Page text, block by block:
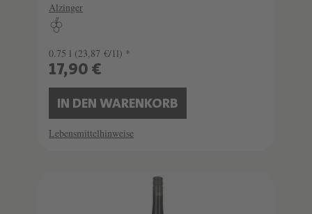
Alzinger
0.75 l (23,87 €/1l) *
17,90 €
IN DEN WARENKORB
Lebensmittelhinweise